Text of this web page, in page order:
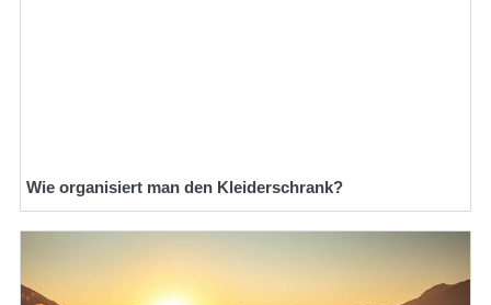
Wie organisiert man den Kleiderschrank?